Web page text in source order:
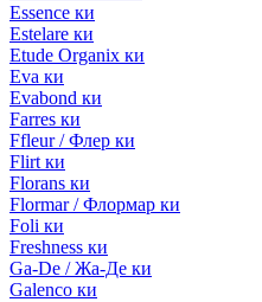
Essence ки
Estelare ки
Etude Organix ки
Eva ки
Evabond ки
Farres ки
Ffleur / Флер ки
Flirt ки
Florans ки
Flormar / Флормар ки
Foli ки
Freshness ки
Ga-De / Жа-Де ки
Galenco ки